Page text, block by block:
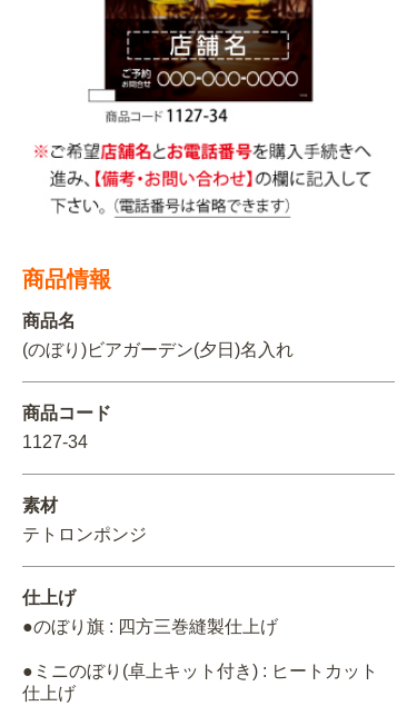
関連アイテムを見る
ORIGINAL ORDER
商品情報
商品名
(のぼり)ビアガーデン(夕日)名入れ
商品コード
1127-34
素材
テトロンポンジ
仕上げ
●のぼり旗 : 四方三巻縫製仕上げ
●ミニのぼり(卓上キット付き) : ヒートカット
仕上げ